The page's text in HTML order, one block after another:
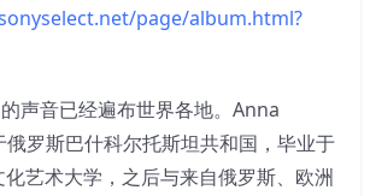
page/album.html?
声音已经遍布世界各地。Anna
罗斯巴什科尔托斯坦共和国，毕业于
艺术大学，之后与来自俄罗斯、欧洲